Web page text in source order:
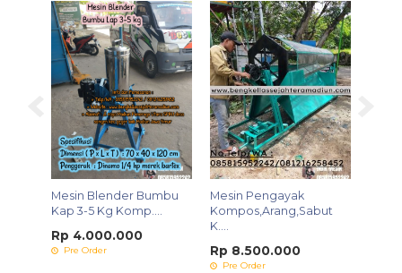
Mesin Blender Bumbu
Kap 3-5 Kg Komp....
Rp 4.000.000
Pre Order
Mesin Pengayak
Kompos,Arang,Sabut
K....
Rp 8.500.000
Pre Order